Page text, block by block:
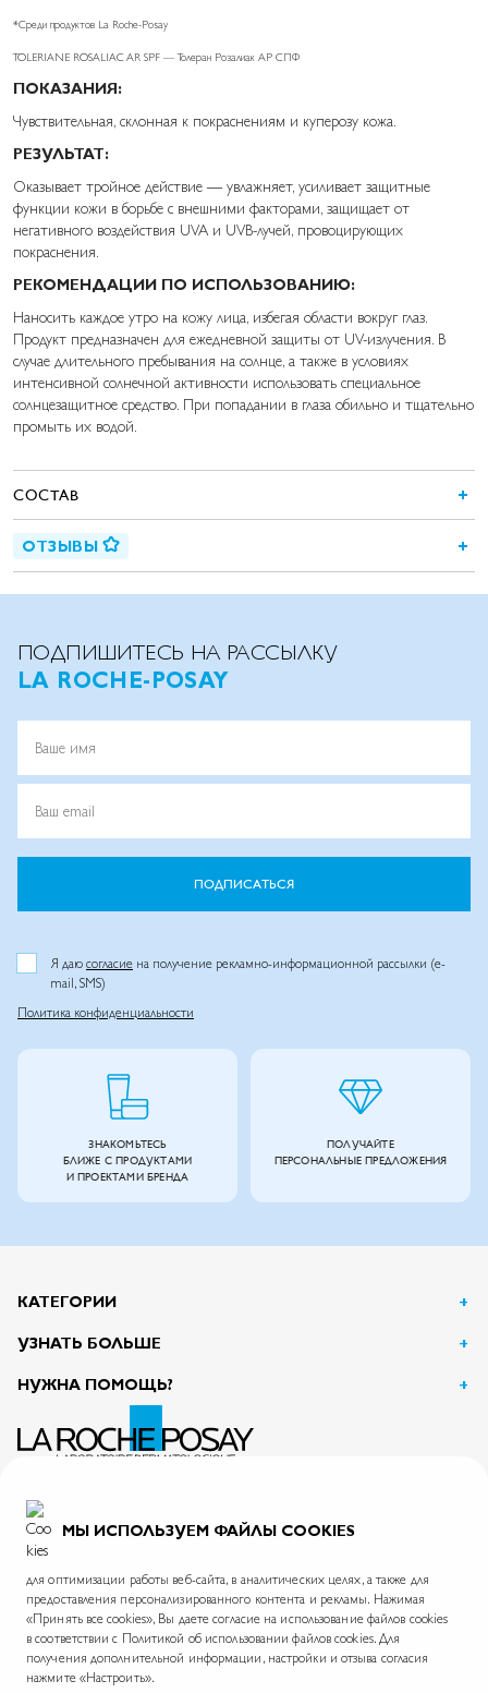
*Среди продуктов La Roche-Posay
TOLERIANE ROSALIAC AR SPF — Толеран Розалиак АР СПФ
ПОКАЗАНИЯ:
Чувствительная, склонная к покраснениям и куперозу кожа.
РЕЗУЛЬТАТ:
Оказывает тройное действие — увлажняет, усиливает защитные
функции кожи в борьбе с внешними факторами, защищает от
негативного воздействия UVA и UVB-лучей, провоцирующих
покраснения.
РЕКОМЕНДАЦИИ ПО ИСПОЛЬЗОВАНИЮ:
Наносить каждое утро на кожу лица, избегая области вокруг глаз.
Продукт предназначен для ежедневной защиты от UV-излучения. В
случае длительного пребывания на солнце, а также в условиях
интенсивной солнечной активности использовать специальное
солнцезащитное средство. При попадании в глаза обильно и тщательно
промыть их водой.
СОСТАВ
ОТЗЫВЫ
ПОДПИШИТЕСЬ НА РАССЫЛКУ
LA ROCHE-POSAY
Ваше имя
Ваш email
Я даю согласие на получение рекламно-информационной рассылки (e-
mail, SMS)
Политика конфиденциальности
ПОДПИСАТЬСЯ
ЗНАКОМЬТЕСЬ
БЛИЖЕ С ПРОДУКТАМИ
И ПРОЕКТАМИ БРЕНДА
ПОЛУЧАЙТЕ
ПЕРСОНАЛЬНЫЕ ПРЕДЛОЖЕНИЯ
КАТЕГОРИИ
УЗНАТЬ БОЛЬШЕ
НУЖНА ПОМОЩЬ?
125047, г. Москва, вн.тер.г. муниципальный округ Тверской, пл. Тверская Застава, дом 4
ИНН 7726059896
На информационном ресурсе применяются рекомендательные технологии.
Политика обработки персональных данныхКарта сайта
Skin.ruМеждународный сайт
МЫ ИСПОЛЬЗУЕМ ФАЙЛЫ COOKIES
для оптимизации работы веб-сайта, в аналитических целях, а также для
предоставления персонализированного контента и рекламы. Нажимая
«Принять все cookies», Вы даете согласие на использование файлов cookies
в соответствии с Политикой об использовании файлов cookies. Для
получения дополнительной информации, настройки и отзыва согласия
нажмите «Настроить».